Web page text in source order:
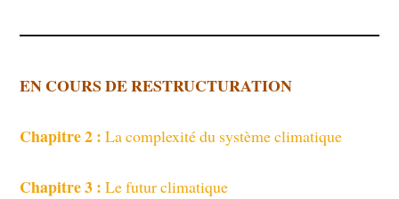
EN COURS DE RESTRUCTURATION
Chapitre 2 : La complexité du système climatique
Chapitre 3 : Le futur climatique